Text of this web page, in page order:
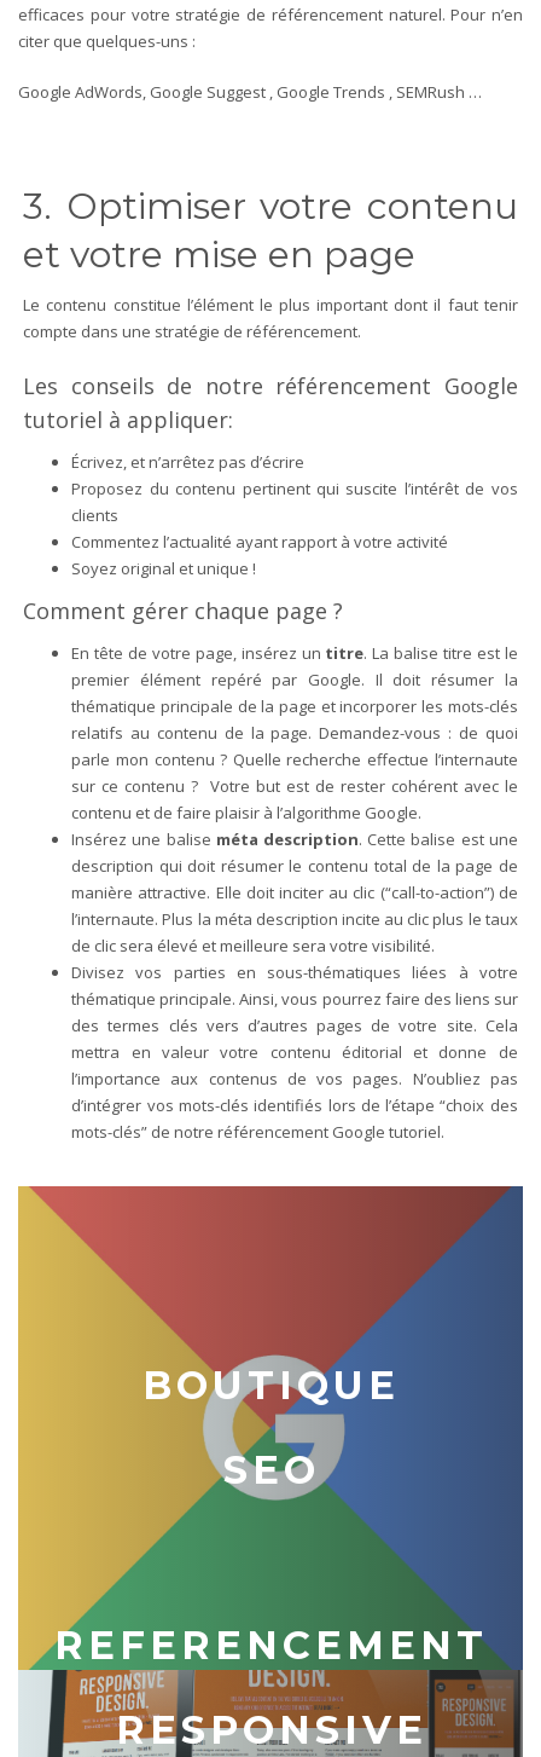
efficaces pour votre stratégie de référencement naturel. Pour n’en
citer que quelques-uns :
Google AdWords, Google Suggest , Google Trends , SEMRush …
3. Optimiser votre contenu
et votre mise en page
Le contenu constitue l’élément le plus important dont il faut tenir
compte dans une stratégie de référencement.
Les conseils de notre référencement Google
tutoriel à appliquer:
Écrivez, et n’arrêtez pas d’écrire
Proposez du contenu pertinent qui suscite l’intérêt de vos
clients
Commentez l’actualité ayant rapport à votre activité
Soyez original et unique !
Comment gérer chaque page ?
En tête de votre page, insérez un titre. La balise titre est le
premier élément repéré par Google. Il doit résumer la
thématique principale de la page et incorporer les mots-clés
relatifs au contenu de la page. Demandez-vous : de quoi
parle mon contenu ? Quelle recherche effectue l’internaute
sur ce contenu ? Votre but est de rester cohérent avec le
contenu et de faire plaisir à l’algorithme Google.
Insérez une balise méta description. Cette balise est une
description qui doit résumer le contenu total de la page de
manière attractive. Elle doit inciter au clic (“call-to-action”) de
l’internaute. Plus la méta description incite au clic plus le taux
de clic sera élevé et meilleure sera votre visibilité.
Divisez vos parties en sous-thématiques liées à votre
thématique principale. Ainsi, vous pourrez faire des liens sur
des termes clés vers d’autres pages de votre site. Cela
mettra en valeur votre contenu éditorial et donne de
l’importance aux contenus de vos pages. N’oubliez pas
d’intégrer vos mots-clés identifiés lors de l’étape “choix des
mots-clés” de notre référencement Google tutoriel.
BOUTIQUE
SEO
REFERENCEMENT
RESPONSIVE